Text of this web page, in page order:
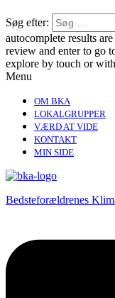
Søg efter:
autocomplete results
review and enter to go
explore by touch or
Menu
OM BKA
LOKALGRUPPER
VÆRD AT VIDE
KONTAKT
MIN SIDE
Bedsteforældrenes